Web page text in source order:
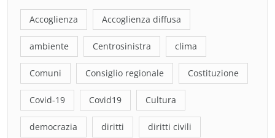
Accoglienza Accoglienza diffusa
ambiente Centrosinistra clima
Comuni Consiglio regionale Costituzione
Covid-19 Covid19 Cultura
democrazia diritti diritti civili